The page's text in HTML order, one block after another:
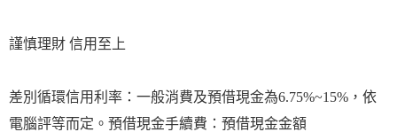
謹慎理財 信用至上
差別循環信用利率：一般消費及預借現金為6.75%~15%，依
電腦評等而定。預借現金手續費：預借現金金額